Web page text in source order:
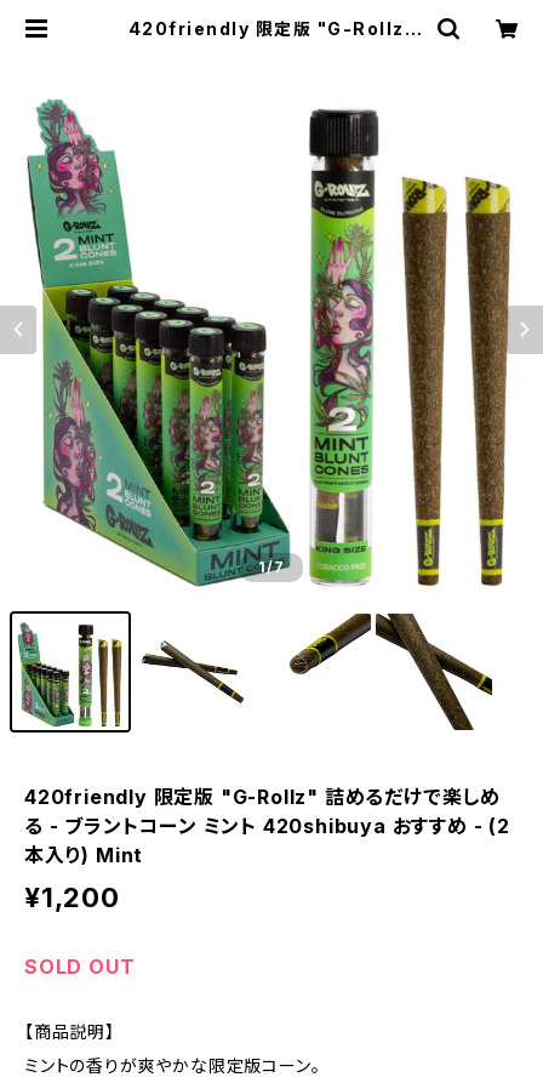
420friendly 限定版 "G-Rollz"
1/7
420friendly 限定版 "G-Rollz" 詰めるだけで楽しめ
る - ブラントコーン ミント 420shibuya おすすめ - (2
本入り) Mint
¥1,200
SOLD OUT
【商品説明】
ミントの香りが爽やかな限定版コーン。